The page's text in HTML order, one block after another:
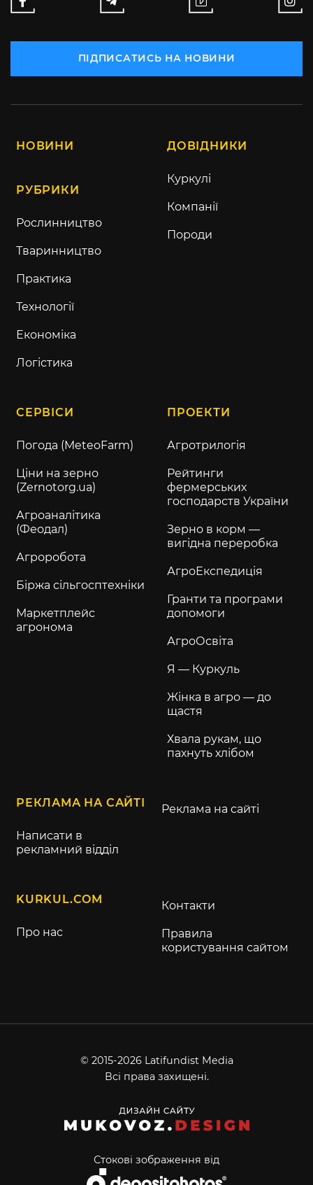
ПІДПИСАТИСЬ НА НОВИНИ
НОВИНИ
РУБРИКИ
Рослинництво
Тваринництво
Практика
Технології
Економіка
Логістика
ДОВІДНИКИ
Куркулі
Компанії
Породи
СЕРВІСИ
Погода (MeteoFarm)
Ціни на зерно
(Zernotorg.ua)
Агроаналітика
(Феодал)
Агроробота
Біржа сільгосптехніки
Маркетплейс
агронома
ПРОЕКТИ
Агротрилогія
Рейтинги
фермерських
господарств України
Зерно в корм —
вигідна переробка
АгроЕкспедиція
Гранти та програми
допомоги
АгроОсвіта
Я — Куркуль
Жінка в агро — до
щастя
Хвала рукам, що
пахнуть хлібом
РЕКЛАМА НА САЙТІ
Написати в
рекламний відділ
Реклама на сайті
KURKUL.COM
Про нас
Контакти
Правила
користування сайтом
© 2015-2026 Latifundist Media
Всі права захищені.
Стокові зображення від